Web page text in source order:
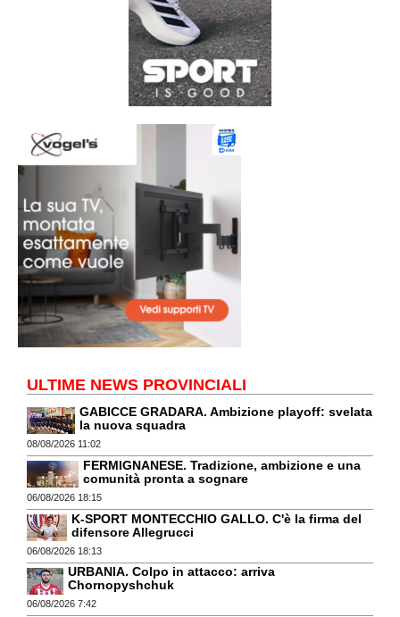
ULTIME NEWS PROVINCIALI
GABICCE GRADARA. Ambizione playoff: svelata
la nuova squadra
08/08/2026 11:02
FERMIGNANESE. Tradizione, ambizione e una
comunità pronta a sognare
06/08/2026 18:15
K-SPORT MONTECCHIO GALLO. C'è la firma del
difensore Allegrucci
06/08/2026 18:13
URBANIA. Colpo in attacco: arriva
Chornopyshchuk
06/08/2026 7:42